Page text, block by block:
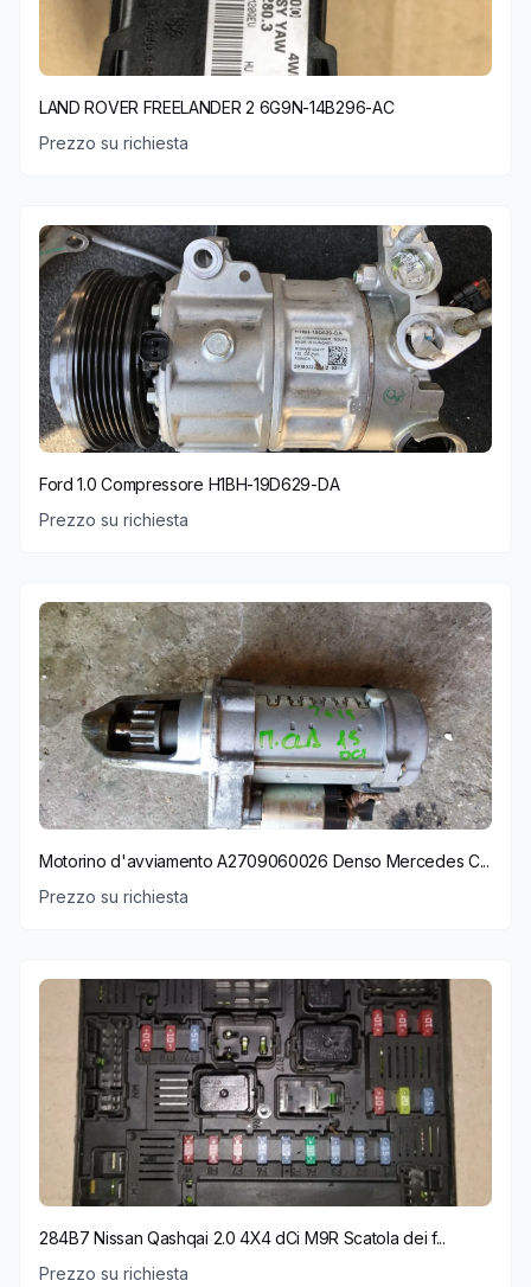
LAND ROVER FREELANDER 2 6G9N-14B296-AC
Prezzo su richiesta
Ford 1.0 Compressore H1BH-19D629-DA
Prezzo su richiesta
Motorino d'avviamento A2709060026 Denso Mercedes C...
Prezzo su richiesta
284B7 Nissan Qashqai 2.0 4X4 dCi M9R Scatola dei f...
Prezzo su richiesta